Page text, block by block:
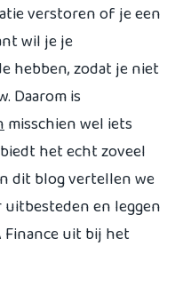
verstoren of je een
wil je je
hebben, zodat je niet
Daarom is
misschien wel iets
het echt zoveel
dit blog vertellen we
en leggen
Finance uit bij het